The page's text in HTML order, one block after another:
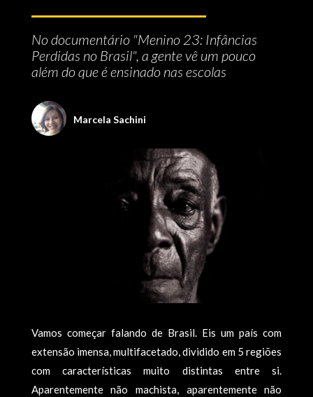
No documentário "Menino 23: Infâncias
Perdidas no Brasil", a gente vê um pouco
além do que é ensinado nas escolas
Marcela Sachini
Vamos começar falando de Brasil. Eis um país com
extensão imensa, multifacetado, dividido em 5 regiões
com características muito distintas entre si.
Aparentemente não machista, aparentemente não